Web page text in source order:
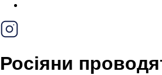
Росіяни